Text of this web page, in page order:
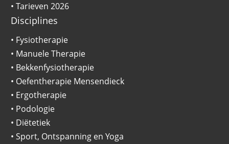
• Tarieven 2026
Disciplines
• Fysiotherapie
• Manuele Therapie
• Bekkenfysiotherapie
• Oefentherapie Mensendieck
• Ergotherapie
• Podologie
• Diëtetiek
• Sport, Ontspanning en Yoga